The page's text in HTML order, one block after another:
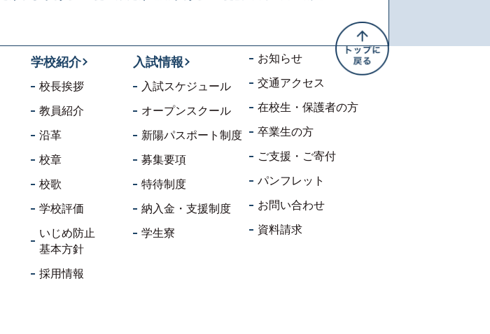
学校紹介
校長挨拶
教員紹介
沿革
校章
校歌
学校評価
いじめ防止
基本方針
採用情報
入試情報
入試スケジュール
オープンスクール
新陽パスポート制度
募集要項
特待制度
納入金・支援制度
学生寮
お知らせ
交通アクセス
在校生・保護者の方
卒業生の方
ご支援・ご寄付
パンフレット
お問い合わせ
資料請求